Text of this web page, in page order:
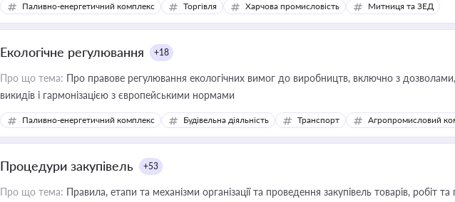
Паливно-енергетичний комплекс Торгівля Харчова промисловість Митниця та ЗЕД
Екологічне регулювання +18
Про що тема: Про правове регулювання екологічних вимог до виробництв, включно з
викидів і гармонізацією з європейськими нормами
Паливно-енергетичний комплекс Будівельна діяльність Транспорт Агропромисловий
Процедури закупівель +53
Про що тема: Правила, етапи та механізми організації та проведення закупівель товарів, робіт